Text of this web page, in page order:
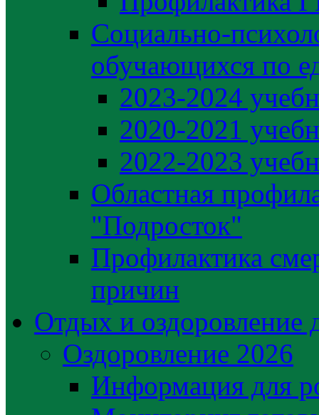
Социально-
обучающихся по
2023-2024
2020-2021
2022-2023
Областная
"Подросток"
Профилактика
причин
Отдых и оздоровление
Оздоровление 2026
Информация для